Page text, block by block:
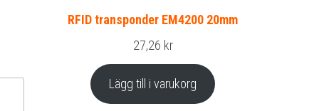
RFID transponder EM4200 20mm
27,26 kr
Lägg till i varukorg